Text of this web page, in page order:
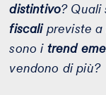
distintivo? Quali
fiscalipreviste a
sono i trend
vendono di più?